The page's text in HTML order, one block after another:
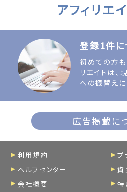
アフィリエ
登録1件に
初めての方
リエイトは、
への振替えに
広告掲載に
利用規約
プ
ヘルプセンター
資
会社概要
特